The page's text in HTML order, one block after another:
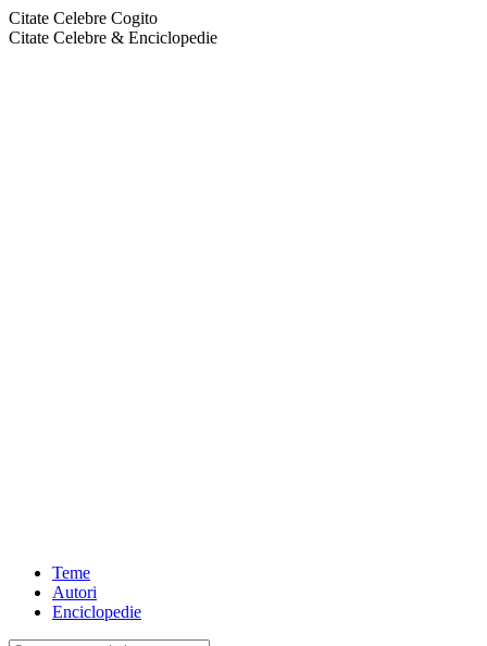
Citate Celebre Cogito
Citate Celebre & Enciclopedie
Teme
Autori
Enciclopedie